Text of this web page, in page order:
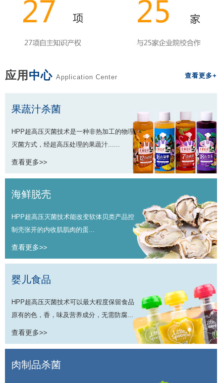
应用 中心 Application Center 查看更多+
果蔬汁杀菌
HPP超高压灭菌技术是一种非热加工的物理
灭菌方式，经超高压处理的果蔬汁......
查看更多>>
海鲜脱壳
HPP超高压灭菌技术能改变软体贝类产品控
制壳张开的内收肌肌肉的蛋...
查看更多>>
婴儿食品
HPP超高压灭菌技术可以最大程度保留食品
原有的色，香，味及营养成分，无需防腐...
查看更多>>
肉制品杀菌